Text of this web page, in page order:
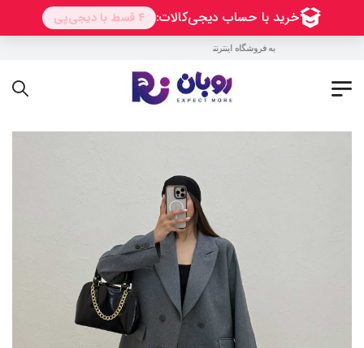
به فروشگاه اینترنتی روبان خوش آمدید !